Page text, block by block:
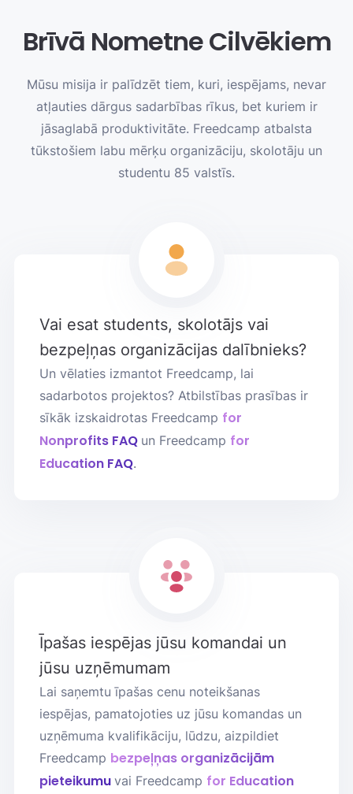
Brīvā Nometne Cilvēkiem
Mūsu misija ir palīdzēt tiem, kuri, iespējams, nevar
atļauties dārgus sadarbības rīkus, bet kuriem ir
jāsaglabā produktivitāte. Freedcamp atbalsta
tūkstošiem labu mērķu organizāciju, skolotāju un
studentu 85 valstīs.
Vai esat students, skolotājs vai
bezpeļņas organizācijas dalībnieks?
Un vēlaties izmantot Freedcamp, lai
sadarbotos projektos? Atbilstības prasības ir
sīkāk izskaidrotas Freedcamp for
Nonprofits FAQ un Freedcamp for
Education FAQ.
Īpašas iespējas jūsu komandai un
jūsu uzņēmumam
Lai saņemtu īpašas cenu noteikšanas
iespējas, pamatojoties uz jūsu komandas un
uzņēmuma kvalifikāciju, lūdzu, aizpildiet
Freedcamp bezpeļņas organizācijām
pieteikumu vai Freedcamp for Education